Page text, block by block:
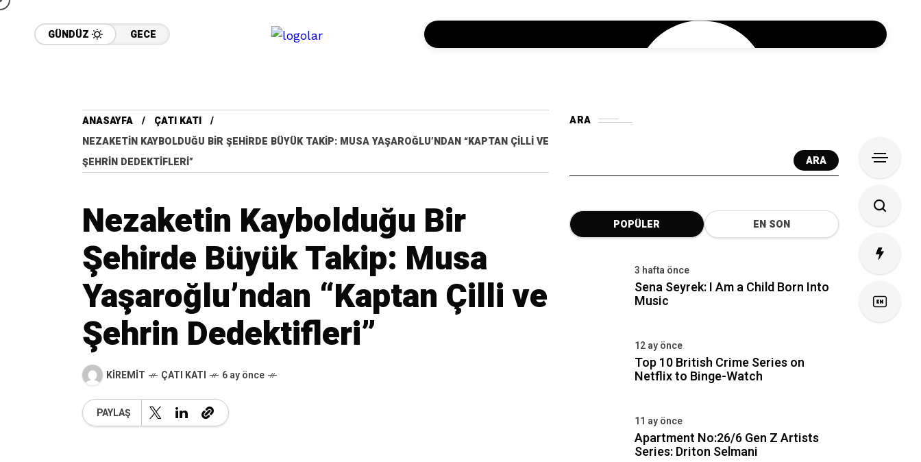
GÜNDÜZ GECE
ANASAYFA
ÇATI KATI
NEZAKETIN KAYBOLDUĞU BIR ŞEHIRDE BÜYÜK TAKIP: MUSA YAŞAROĞLU’NDAN “KAPTAN ÇILLI VE
ŞEHRIN DEDEKTIFLERI”
Nezaketin Kaybolduğu Bir
Şehirde Büyük Takip: Musa
Yaşaroğlu’ndan “Kaptan Çilli ve
Şehrin Dedektifleri”
KIREMIT ÇATI KATI 6 ay önce
PAYLAŞ
ARA
ARA
POPÜLER EN SON
3 hafta önce
Sena Seyrek: I Am a Child Born Into
Music
12 ay önce
Top 10 British Crime Series on
Netflix to Binge-Watch
11 ay önce
Apartment No:26/6 Gen Z Artists
Series: Driton Selmani